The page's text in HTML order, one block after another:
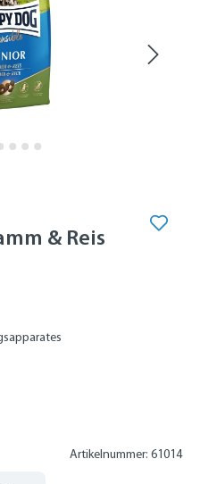
& Reis
Artikelnummer: 61014